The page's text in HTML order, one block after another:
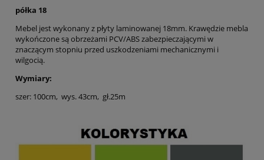
półka 18
Mebel jest wykonany z płyty laminowanej 18mm. Krawędzie mebla
wykończone są obrzeżami PCV/ABS zabezpieczającymi w
znaczącym stopniu przed uszkodzeniami mechanicznymi i
wilgocią.
Wymiary:
szer: 100cm, wys. 43cm, gł.25m